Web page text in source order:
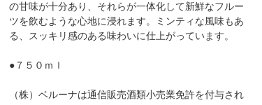
の甘味が十分あり、それらが一体化して新鮮なフルー
ツを飲むような心地に浸れます。ミンティな風味もあ
る、スッキリ感のある味わいに仕上がっています。
●７５０ｍｌ
（株）ベルーナは通信販売酒類小売業免許を付与され